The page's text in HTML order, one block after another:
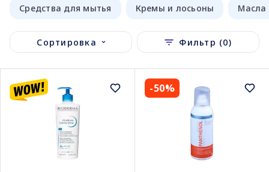
Средства для мытья Кремы и лосьоны Масла
Сортировка Фильтр (0)
-50%